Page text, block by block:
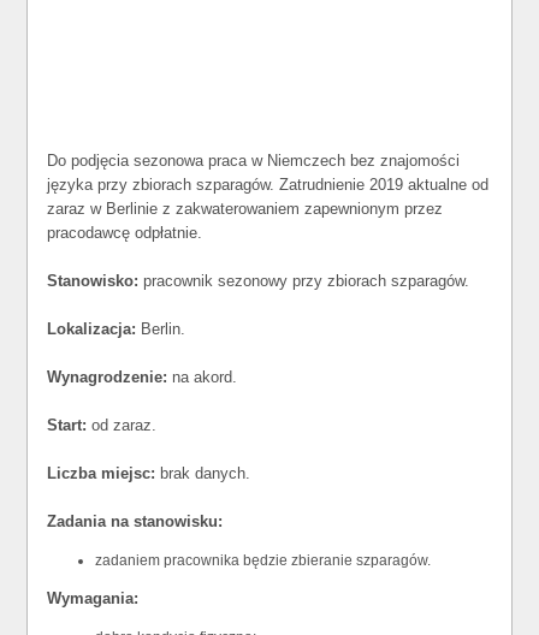
Do podjęcia sezonowa praca w Niemczech bez znajomości
języka przy zbiorach szparagów. Zatrudnienie 2019 aktualne od
zaraz w Berlinie z zakwaterowaniem zapewnionym przez
pracodawcę odpłatnie.
Stanowisko: pracownik sezonowy przy zbiorach szparagów.
Lokalizacja: Berlin.
Wynagrodzenie: na akord.
Start: od zaraz.
Liczba miejsc: brak danych.
Zadania na stanowisku:
zadaniem pracownika będzie zbieranie szparagów.
Wymagania: